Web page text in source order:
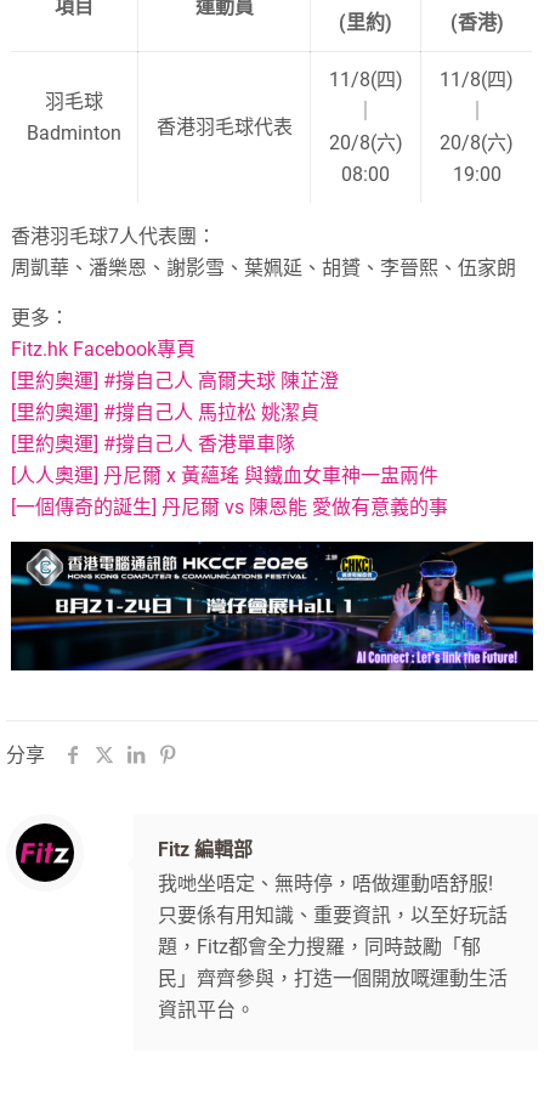
項目 運動員
(里約)
(香港)
羽毛球
Badminton
香港羽毛球代表
11/8(四)
20/8(六)
08:00
11/8(四)
20/8(六)
19:00
香港羽毛球7人代表團：
周凱華、潘樂恩、謝影雪、葉姵延、胡贇、李晉熙、伍家朗
更多：
Fitz.hk Facebook專頁
[里約奧運] #撐自己人 高爾夫球 陳芷澄
[里約奧運] #撐自己人 馬拉松 姚潔貞
[里約奧運] #撐自己人 香港單車隊
[人人奧運] 丹尼爾 x 黃蘊瑤 與鐵血女車神一盅兩件
[一個傳奇的誕生] 丹尼爾 vs 陳恩能 愛做有意義的事
分享
Fitz 編輯部
我哋坐唔定、無時停，唔做運動唔舒服!
只要係有用知識、重要資訊，以至好玩話
題，Fitz都會全力搜羅，同時鼓勵「郁
民」齊齊參與，打造一個開放嘅運動生活
資訊平台。